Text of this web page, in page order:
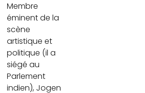
Membre
éminent de la
scène
artistique et
politique (il a
siégé au
Parlement
indien), Jogen